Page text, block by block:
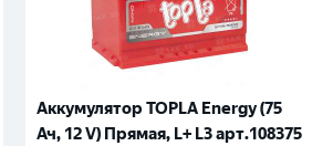
Аккумулятор TOPLA Energy (75
Ач, 12 V) Прямая, L+ L3 арт.108375